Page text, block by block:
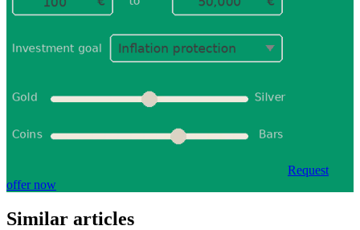
Request
offer now
Similar articles